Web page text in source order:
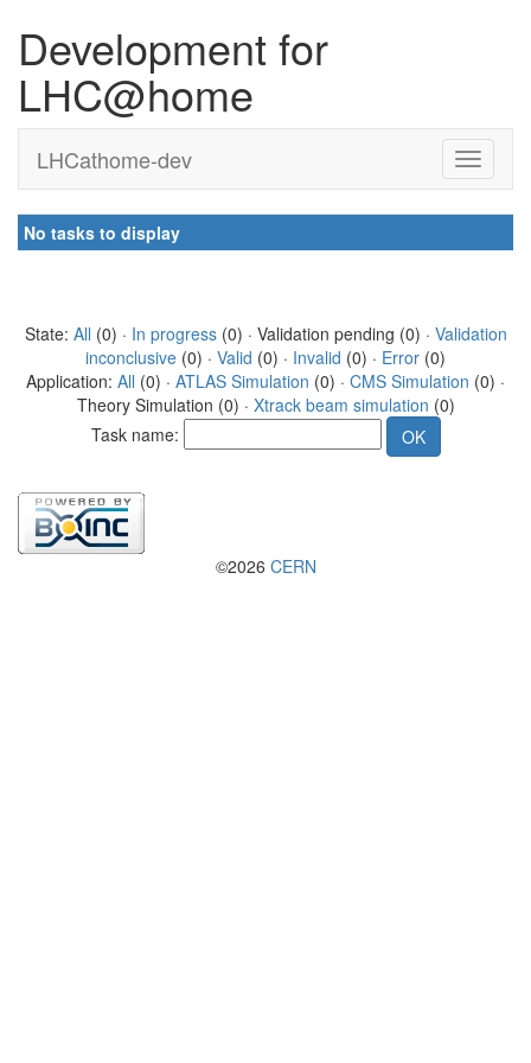
Development for
LHC@home
LHCathome-dev
No tasks to display
State: All (0) · In progress(0) · Validation pending (0) · Validation
inconclusive (0) · Valid (0) · Invalid (0) · Error (0)
Application: All (0) · ATLAS Simulation (0) · CMS Simulation (0) ·
Theory Simulation (0) · Xtrack beam simulation (0)
Task name:
©2026 CERN